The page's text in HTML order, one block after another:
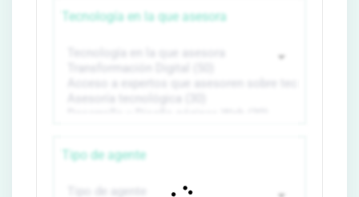
Tecnología en la que asesora
Tipo de agente